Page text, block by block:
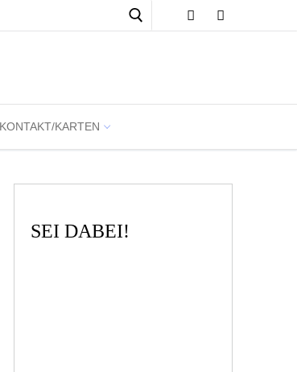
KONTAKT/KARTEN
SEI DABEI!